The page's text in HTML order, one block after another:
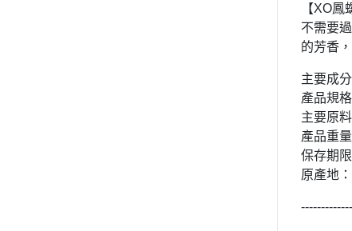
【XO鳳
不需要
的芳香
主要成分
產品規
主要原
產品重
保存期
原產地